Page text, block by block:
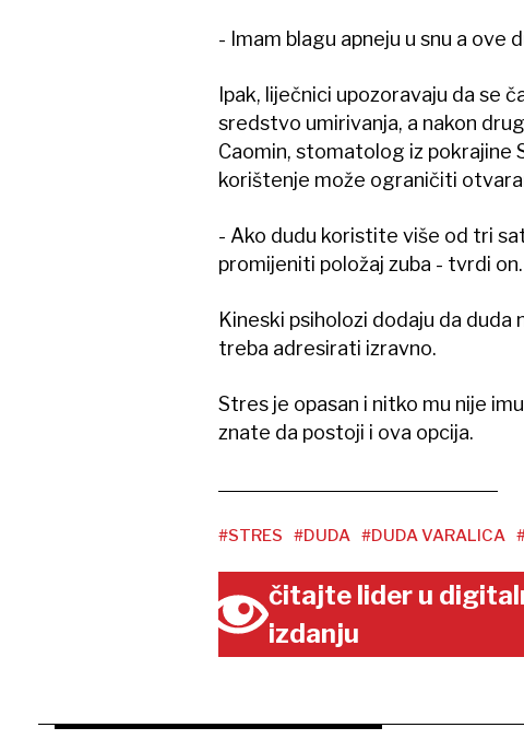
- Imam blagu apneju u snu a ove
Ipak, liječnici upozoravaju da se
sredstvo umirivanja, a nakon
Caomin, stomatolog iz pokrajine
korištenje može ograničiti
- Ako dudu koristite više od tri
promijeniti položaj zuba - tvrdi on.
Kineski psiholozi dodaju da
treba adresirati izravno.
Stres je opasan i nitko mu nije
znate da postoji i ova opcija.
#STRES #DUDA #DUDA VARALICA
čitajte lider u
izdanju